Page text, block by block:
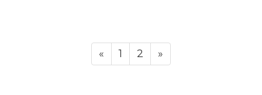
« 1 2 »